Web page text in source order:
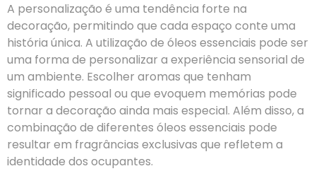
A personalização é uma tendência forte na
decoração, permitindo que cada espaço conte uma
história única. A utilização de óleos essenciais pode ser
uma forma de personalizar a experiência sensorial de
um ambiente. Escolher aromas que tenham
significado pessoal ou que evoquem memórias pode
tornar a decoração ainda mais especial. Além disso, a
combinação de diferentes óleos essenciais pode
resultar em fragrâncias exclusivas que refletem a
identidade dos ocupantes.